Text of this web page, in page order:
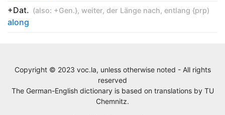
+Dat. (also: +Gen.}, weiter, der Länge nach, entlang {prp)
along
Copyright © 2023 voc.la, unless otherwise noted - All rights
reserved
The German-English dictionary is based on translations by TU
Chemnitz.